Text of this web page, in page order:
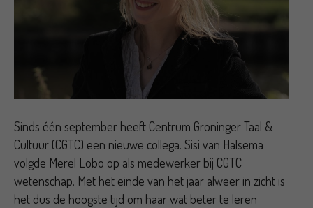
Sinds één september heeft Centrum Groninger Taal &
Cultuur (CGTC) een nieuwe collega. Sisi van Halsema
volgde Merel Lobo op als medewerker bij CGTC
wetenschap. Met het einde van het jaar alweer in zicht is
het dus de hoogste tijd om haar wat beter te leren